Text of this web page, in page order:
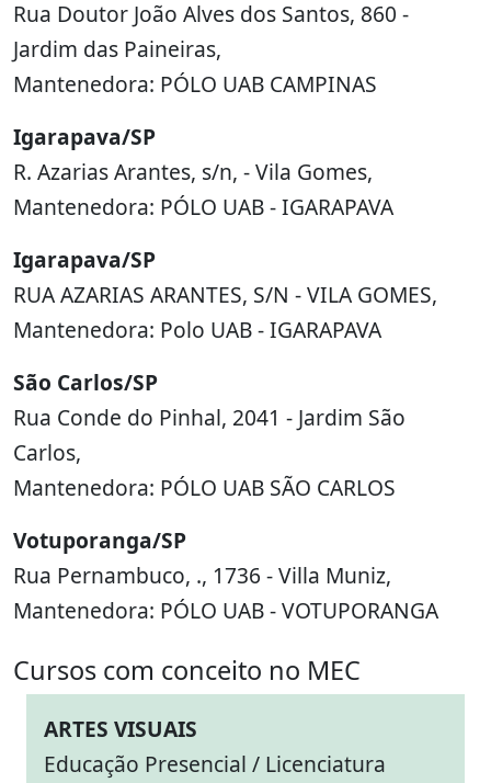
Rua Doutor João Alves dos Santos, 860 -
Jardim das Paineiras,
Mantenedora: PÓLO UAB CAMPINAS
Igarapava/SP
R. Azarias Arantes, s/n, - Vila Gomes,
Mantenedora: PÓLO UAB - IGARAPAVA
Igarapava/SP
RUA AZARIAS ARANTES, S/N - VILA GOMES,
Mantenedora: Polo UAB - IGARAPAVA
São Carlos/SP
Rua Conde do Pinhal, 2041 - Jardim São
Carlos,
Mantenedora: PÓLO UAB SÃO CARLOS
Votuporanga/SP
Rua Pernambuco, ., 1736 - Villa Muniz,
Mantenedora: PÓLO UAB - VOTUPORANGA
Cursos com conceito no MEC
ARTES VISUAIS
Educação Presencial / Licenciatura